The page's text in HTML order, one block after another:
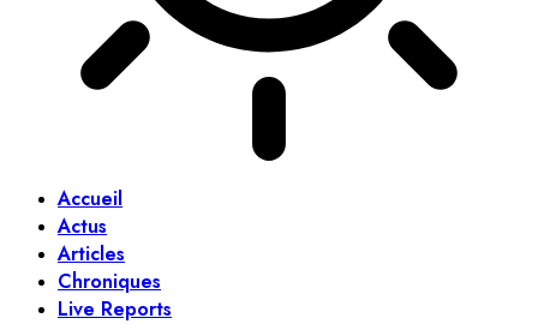
Accueil
Actus
Articles
Chroniques
Live Reports